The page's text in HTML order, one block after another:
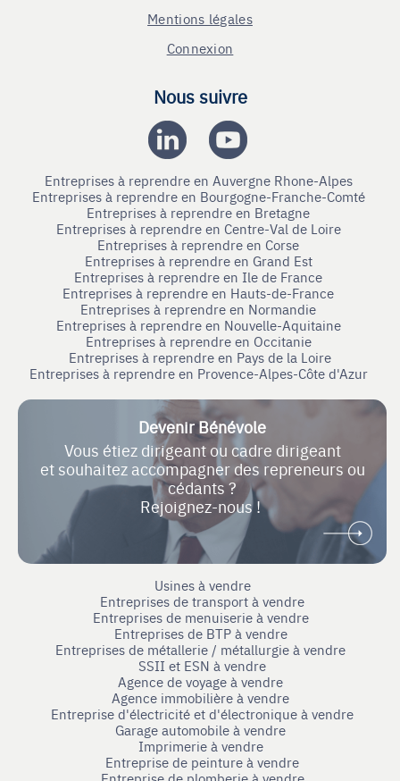
Mentions légales
Connexion
Nous suivre
Entreprises à reprendre en Auvergne Rhone-Alpes
Entreprises à reprendre en Bourgogne-Franche-Comté
Entreprises à reprendre en Bretagne
Entreprises à reprendre en Centre-Val de Loire
Entreprises à reprendre en Corse
Entreprises à reprendre en Grand Est
Entreprises à reprendre en Ile de France
Entreprises à reprendre en Hauts-de-France
Entreprises à reprendre en Normandie
Entreprises à reprendre en Nouvelle-Aquitaine
Entreprises à reprendre en Occitanie
Entreprises à reprendre en Pays de la Loire
Entreprises à reprendre en Provence-Alpes-Côte d'Azur
Devenir Bénévole
Vous étiez dirigeant ou cadre dirigeant
et souhaitez accompagner des repreneurs ou
cédants ?
Rejoignez-nous !
Usines à vendre
Entreprises de transport à vendre
Entreprises de menuiserie à vendre
Entreprises de BTP à vendre
Entreprises de métallerie / métallurgie à vendre
SSII et ESN à vendre
Agence de voyage à vendre
Agence immobilière à vendre
Entreprise d'électricité et d'électronique à vendre
Garage automobile à vendre
Imprimerie à vendre
Entreprise de peinture à vendre